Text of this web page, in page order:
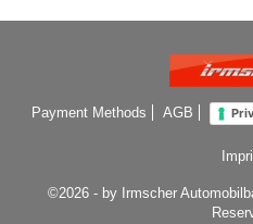
Payment Methods AGB
©2026 - by Irmscher